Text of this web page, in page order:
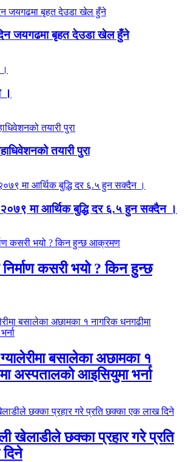
जयगढमा बृहत देउडा खेल हुँने
।
तयारी पुरा
मा आर्थिक बुद्धि दर ६.५ हुन सक्दैन ।
कसरी भयो ? किन हुन्छ
बसालेका अछामका १
अस्पतालको आइसियुमा भर्ना
खेलाडीले छक्का प्रहार गरे प्रति